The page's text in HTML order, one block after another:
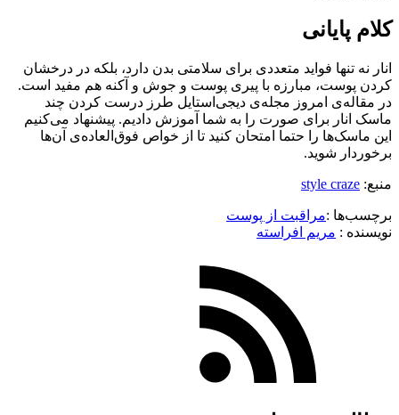
کلام پایانی
انار نه تنها فواید متعددی برای سلامتی بدن دارد، بلکه در درخشان
کردن پوست، مبارزه با پیری پوست و جوش و آکنه هم مفید است.
در مقاله‌ی امروز مجله‌ی دیجی‌استایل طرز درست کردن چند
ماسک انار برای صورت را به شما آموزش دادیم. پیشنهاد می‌کنیم
این ماسک‌ها را حتما امتحان کنید تا از خواص فوق‌العاده‌ی آن‌ها
برخوردار شوید.
منبع: style craze
برچسب‌ها :مراقبت از پوست
نویسنده :‌ مریم افراسته